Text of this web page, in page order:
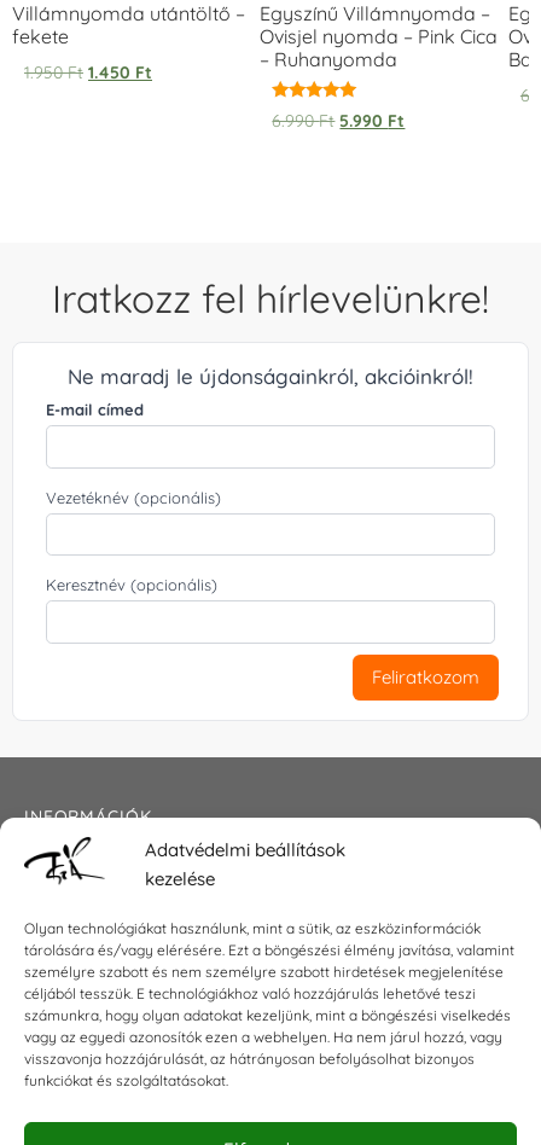
Adatvédelmi beállítások
kezelése
Olyan technológiákat használunk, mint a sütik, az eszközinformációk
tárolására és/vagy elérésére. Ezt a böngészési élmény javítása, valamint
személyre szabott és nem személyre szabott hirdetések megjelenítése
céljából tesszük. E technológiákhoz való hozzájárulás lehetővé teszi
számunkra, hogy olyan adatokat kezeljünk, mint a böngészési viselkedés
vagy az egyedi azonosítók ezen a webhelyen. Ha nem járul hozzá, vagy
visszavonja hozzájárulását, az hátrányosan befolyásolhat bizonyos
funkciókat és szolgáltatásokat.
Villámnyomda utántöltő –
fekete
1.950Ft 1.450 Ft
Egyszínű Villámnyomda –
Ovisjel nyomda – Pink Cica
– Ruhanyomda
Értékelés:
5.00
6.990Ft 5.990 Ft
Iratkozz fel hírlevelünkre!
Ne maradj le újdonságainkról, akcióinkról!
E-mail címed
Vezetéknév (opcionális)
Keresztnév (opcionális)
Feliratkozom
INFORMÁCIÓK
Általános szerződési feltételek
Impresszum
KAPCSOLAT
E-mail:shop@torokszilvi.com
Telefon: +36 30 6767872